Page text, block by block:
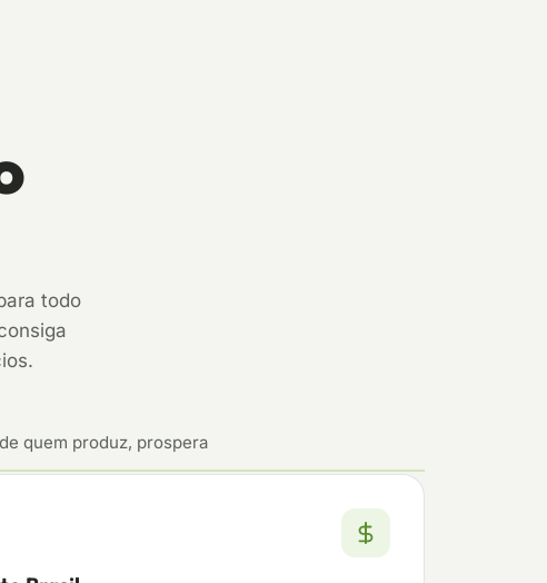
todo
quem produz, prospera